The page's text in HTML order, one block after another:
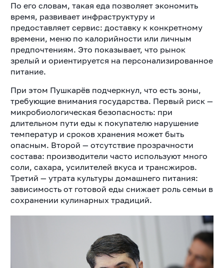
По его словам, такая еда позволяет экономить
время, развивает инфраструктуру и
предоставляет сервис: доставку к конкретному
времени, меню по калорийности или личным
предпочтениям. Это показывает, что рынок
зрелый и ориентируется на персонализированное
питание.
При этом Пушкарёв подчеркнул, что есть зоны,
требующие внимания государства. Первый риск —
микробиологическая безопасность: при
длительном пути еды к покупателю нарушение
температур и сроков хранения может быть
опасным. Второй — отсутствие прозрачности
состава: производители часто используют много
соли, сахара, усилителей вкуса и трансжиров.
Третий — утрата культуры домашнего питания:
зависимость от готовой еды снижает роль семьи в
сохранении кулинарных традиций.